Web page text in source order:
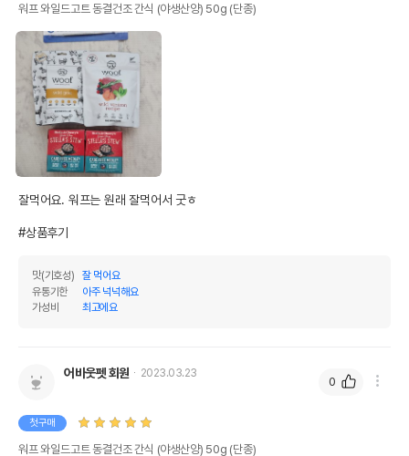
워프 와일드고트 동결건조 간식 (야생산양) 50g (단종)
잘먹어요. 워프는 원래 잘먹어서 굿ㅎ
#상품후기
맛(기호성)
잘 먹어요
유통기한
아주 넉넉해요
가성비
최고에요
어바웃펫 회원 2023.03.23
첫구매
워프 와일드고트 동결건조 간식 (야생산양) 50g (단종)
0